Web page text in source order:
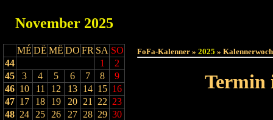
November 2025
MÉ DË MË DO FR SA SO
44
1
2
45
3 4 5 6 7 8
9
46 10 11 12 13 14 15 16
47 17 18 19 20 21 22 23
48 24 25 26 27 28 29 30
FoFa-Kalenner » 2025 »
Termin